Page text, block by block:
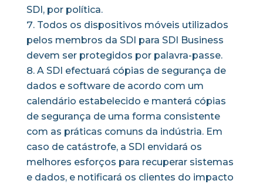
SDI, por política.
Todos os dispositivos móveis utilizados
pelos membros da SDI para SDI Business
devem ser protegidos por palavra-passe.
A SDI efectuará cópias de segurança de
dados e software de acordo com um
calendário estabelecido e manterá cópias
de segurança de uma forma consistente
com as práticas comuns da indústria. Em
caso de catástrofe, a SDI envidará os
melhores esforços para recuperar sistemas
e dados, e notificará os clientes do impacto